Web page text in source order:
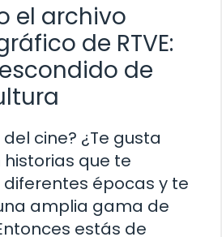
el archivo
de RTVE:
de
cine? ¿Te gusta
que te
épocas y te
amplia gama de
estás de